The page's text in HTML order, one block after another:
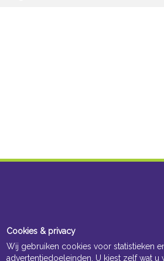
Cookies & privacy
Wij gebruiken cookies voor statistieken
advertentiedoeleinden. U kiest zelf wat u